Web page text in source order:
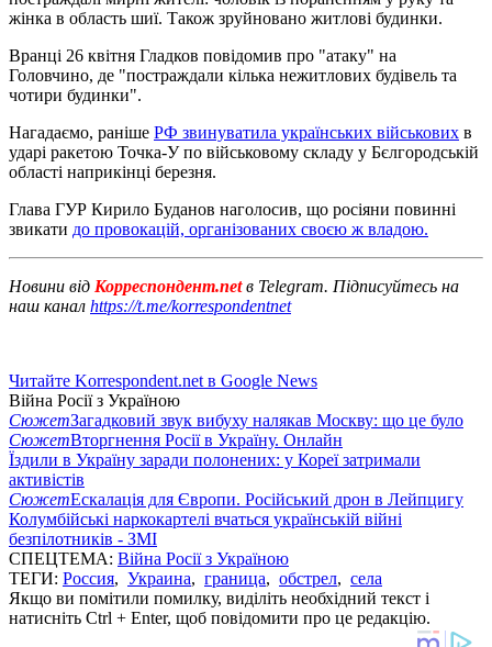
жінка в область шиї. Також зруйновано житлові будинки.
Вранці 26 квітня Гладков повідомив про "атаку" на
Головчино, де "постраждали кілька нежитлових будівель та
чотири будинки".
Нагадаємо, раніше РФ звинуватила українських військових в
ударі ракетою Точка-У по військовому складу у Бєлгородській
області наприкінці березня.
Глава ГУР Кирило Буданов наголосив, що росіяни повинні
звикати до провокацій, організованих своєю ж владою.
Новини від Корреспондент.netв Telegram. Підписуйтесь на
наш канал https://t.me/korrespondentnet
Читайте Korrespondent.net в Google News
Війна Росії з Україною
СюжетЗагадковий звук вибуху налякав Москву: що це було
СюжетВторгнення Росії в Україну. Онлайн
Їздили в Україну заради полонених: у Кореї затримали
активістів
СюжетЕскалація для Європи. Російський дрон в Лейпцигу
Колумбійські наркокартелі вчаться українській війні
безпілотників - ЗМІ
СПЕЦТЕМА: Війна Росії з Україною
ТЕГИ: Россия, Украина, граница, обстрел, села
Якщо ви помітили помилку, виділіть необхідний текст і
натисніть Ctrl + Enter, щоб повідомити про це редакцію.